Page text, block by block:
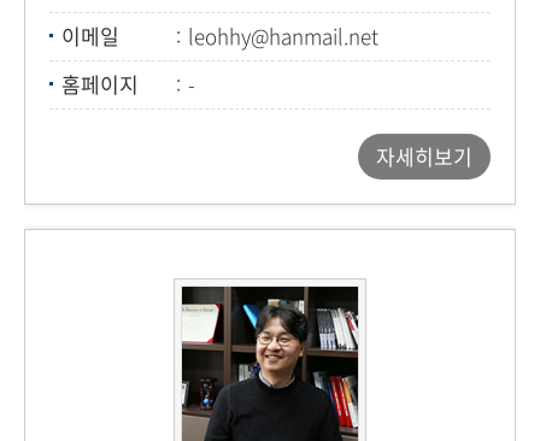
이메일
leohhy@hanmail.net
홈페이지
-
자세히보기